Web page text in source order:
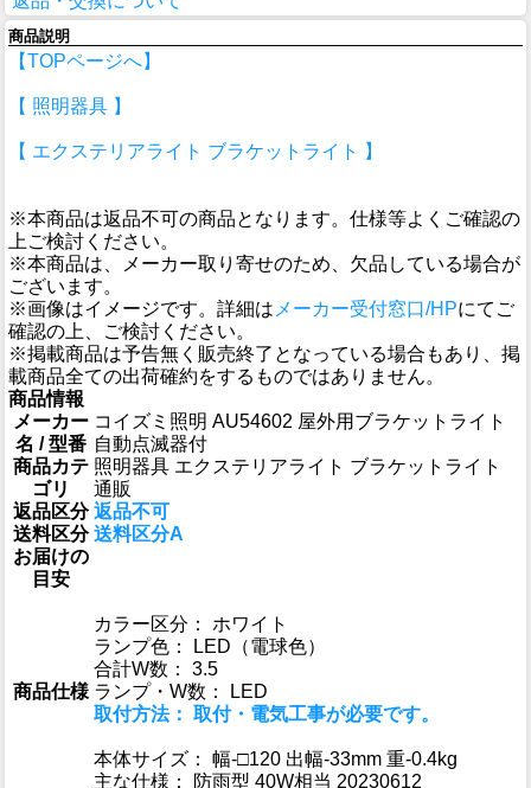
商品説明
【TOPページへ】
【 照明器具 】
【 エクステリアライト ブラケットライト 】
※本商品は返品不可の商品となります。仕様等よくご確認の
上ご検討ください。
※本商品は、メーカー取り寄せのため、欠品している場合が
ございます。
※画像はイメージです。詳細は メーカー受付窓口/HPにてご
確認の上、ご検討ください。
※掲載商品は予告無く販売終了となっている場合もあり、掲
載商品全ての出荷確約をするものではありません。
商品情報
メーカー
名 / 型番
コイズミ照明 AU54602 屋外用ブラケットライト
自動点滅器付
商品カテ
ゴリ
照明器具 エクステリアライト ブラケットライト
通販
返品区分 返品不可
送料区分 送料区分A
お届けの
目安
商品仕様
カラー区分： ホワイト
ランプ色： LED（電球色）
合計W数： 3.5
ランプ・W数： LED
取付方法： 取付・電気工事が必要です。
本体サイズ： 幅-□120 出幅-33mm 重-0.4kg
主な仕様： 防雨型 40W相当 20230612